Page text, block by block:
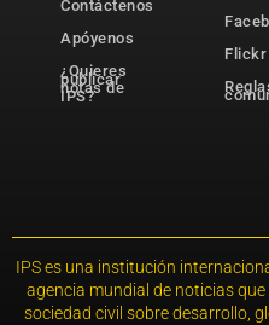
Contáctenos
Apóyenos
¿Quieres
publicar
notas de
IPS?
Flickr
IPS es una institución
agencia mundial de noticias
sociedad civil sobre desarrollo,